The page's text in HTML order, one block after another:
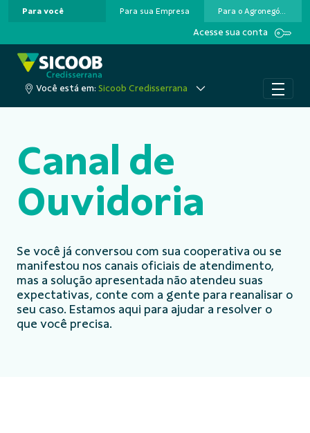
Pular para o Conteúdo principal
Para você Para sua Empresa Para o Agronegócio
Acesse sua conta
Você está em: Sicoob Credisserrana
Canal de
Ouvidoria
Se você já conversou com sua cooperativa ou se
manifestou nos canais oficiais de atendimento,
mas a solução apresentada não atendeu suas
expectativas, conte com a gente para reanalisar o
seu caso. Estamos aqui para ajudar a resolver o
que você precisa.